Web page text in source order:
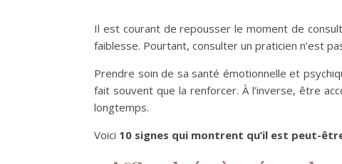
Il est courant de repousser le moment de
faiblesse. Pourtant, consulter un praticien n’est
Prendre soin de sa santé émotionnelle et
fait souvent que la renforcer. À l’inverse, être
longtemps.
Voici 10 signes qui montrent qu’il est peut-